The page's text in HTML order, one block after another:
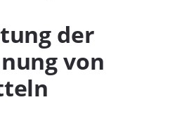
der
von